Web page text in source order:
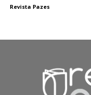
Revista Pazes